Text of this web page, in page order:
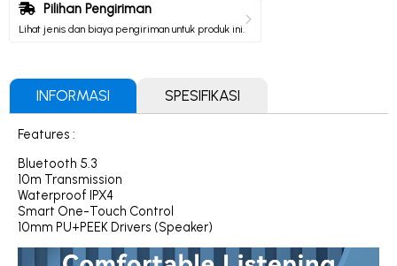
Pilihan Pengiriman
Lihat jenis dan biaya pengiriman untuk produk ini.
INFORMASI SPESIFIKASI
Features :
Bluetooth 5.3
10m Transmission
Waterproof IPX4
Smart One-Touch Control
10mm PU+PEEK Drivers (Speaker)